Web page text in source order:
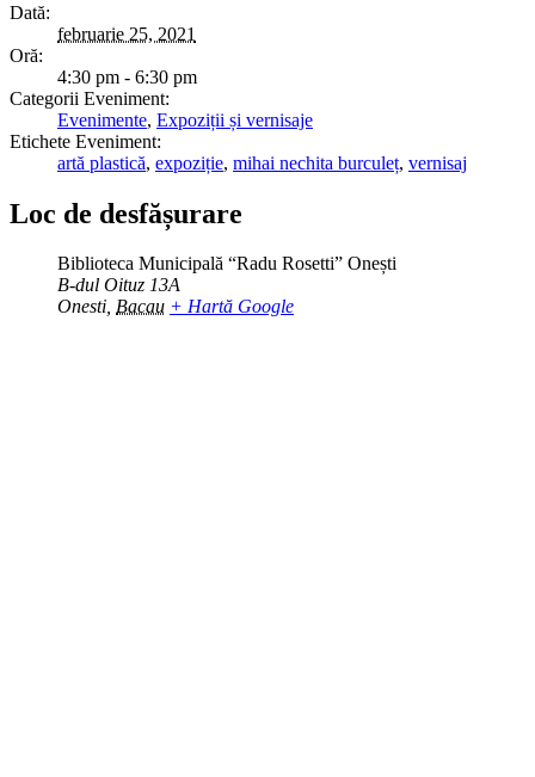
Dată:
februarie 25, 2021
Oră:
4:30 pm - 6:30 pm
Categorii Eveniment:
Evenimente, Expoziții și vernisaje
Etichete Eveniment:
artă plastică, expoziție, mihai nechita burculeț, vernisaj
Loc de desfășurare
Biblioteca Municipală “Radu Rosetti” Onești
B-dul Oituz 13A
Onesti, Bacau + Hartă Google